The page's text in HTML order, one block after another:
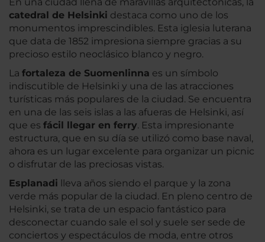
catedral de Helsinki destaca como uno de los
monumentos imprescindibles. Esta iglesia luterana
que data de 1852 impresiona siempre gracias a su
precioso estilo neoclásico blanco y negro.
La fortaleza de Suomenlinna es un símbolo
indiscutible de Helsinki y una de las atracciones
turísticas más populares de la ciudad. Se encuentra
en una de las seis islas a las afueras de Helsinki, así
que es fácil llegar en ferry. Esta impresionante
estructura, que en su día se utilizó como base naval,
ahora es un lugar excelente para organizar un picnic
o disfrutar de las preciosas vistas.
Esplanadi lleva años siendo el parque y la zona
verde más popular de la ciudad. En pleno centro de
Helsinki, se trata de un espacio fantástico para
desconectar cuando sale el sol y suele ser sede de
conciertos y espectáculos de moda, entre otros